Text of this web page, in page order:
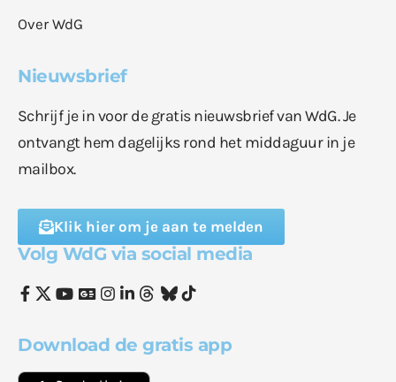
Over WdG
Nieuwsbrief
Schrijf je in voor de gratis nieuwsbrief van WdG. Je
ontvangt hem dagelijks rond het middaguur in je
mailbox.
Klik hier om je aan te melden
Volg WdG via social media
Download de gratis app